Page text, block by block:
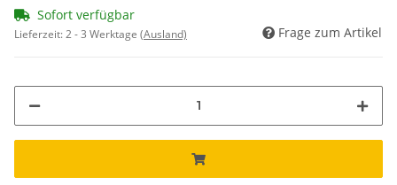
Sofort verfügbar
Lieferzeit:2 - 3 Werktage (Ausland) Frage zum Artikel